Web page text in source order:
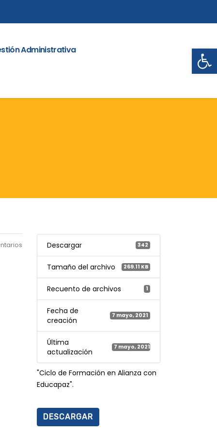
Administrativa
Descargar 342
Tamaño del archivo 269.11 KB
Recuento de archivos 1
Fecha de
creación
7 mayo, 2021
Última
actualización
7 mayo, 2021
"Ciclo de Formación en Alianza con
Educapaz".
DESCARGAR